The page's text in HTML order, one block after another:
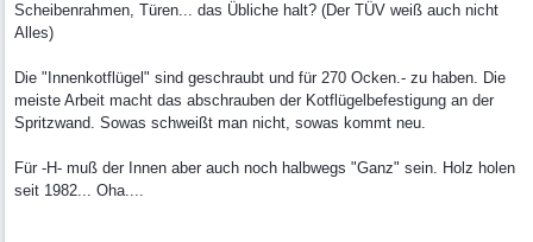
Scheibenrahmen, Türen... das Übliche halt? (Der TÜV weiß auch nicht
Alles)
Die "Innenkotflügel" sind geschraubt und für 270 Ocken.- zu haben. Die
meiste Arbeit macht das abschrauben der Kotflügelbefestigung an der
Spritzwand. Sowas schweißt man nicht, sowas kommt neu.
Für -H- muß der Innen aber auch noch halbwegs "Ganz" sein. Holz holen
seit 1982... Oha....